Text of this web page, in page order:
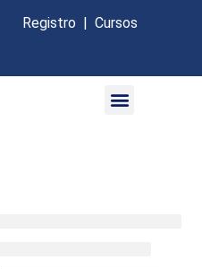
Registro |Cursos